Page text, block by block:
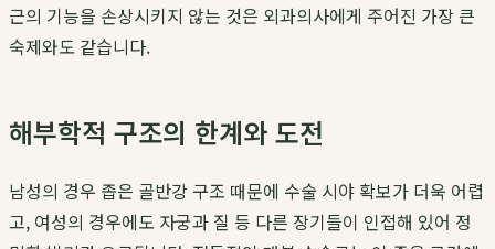
근의 기능을 손상시키지 않는 것은 외과의사에게 주어진 가장 큰
숙제와도 같습니다.
해부학적 구조의 한계와 도전
남성의 경우 좁은 골반강 구조 때문에 수술 시야 확보가 더욱 어렵
고, 여성의 경우에도 자궁과 질 등 다른 장기들이 인접해 있어 정